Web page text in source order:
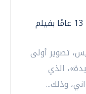
أحمد مكي يعود إلى السينما بعد 13 عامًا بفيلم
تصوير أولى
الذي
وذلك...